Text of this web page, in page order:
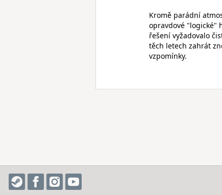
Kromě parádní
opravdové "logické"
řešení vyžadovalo
těch letech zahrát
vzpomínky.